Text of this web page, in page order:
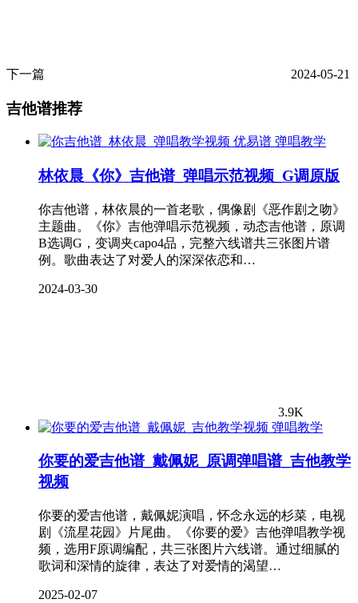
下一篇 2024-05-21
吉他谱推荐
弹唱教学
林依晨《你》吉他谱_弹唱示范视频_G调原版
你吉他谱，林依晨的一首老歌，偶像剧《恶作剧之吻》
主题曲。《你》吉他弹唱示范视频，动态吉他谱，原调
B选调G，变调夹capo4品，完整六线谱共三张图片谱
例。歌曲表达了对爱人的深深依恋和…
2024-03-30
3.9K
弹唱教学
你要的爱吉他谱_戴佩妮_原调弹唱谱_吉他教学
视频
你要的爱吉他谱，戴佩妮演唱，怀念永远的杉菜，电视
剧《流星花园》片尾曲。《你要的爱》吉他弹唱教学视
频，选用F原调编配，共三张图片六线谱。通过细腻的
歌词和深情的旋律，表达了对爱情的渴望…
2025-02-07